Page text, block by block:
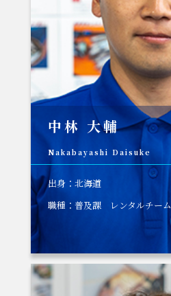
中林 大輔
Nakabayashi Daisuke
出身：北海道
職種：普及課 レンタルチーム